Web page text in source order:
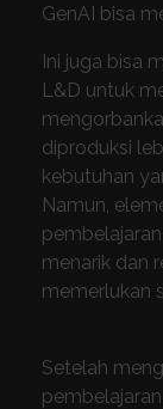
GenAI bisa
Ini juga bisa
L&D untuk
diproduksi
kebutuhan
Namun,
menarik dan
memerlukan
Setelah